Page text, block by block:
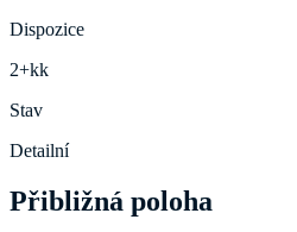
Dispozice
2+kk
Stav
Detailní
Přibližná poloha